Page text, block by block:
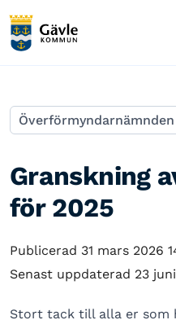
Överförmyndarnämnden
Granskning
för 2025
Publicerad 31 mars 2026
Senast uppdaterad 23 juni
Stort tack till alla er som